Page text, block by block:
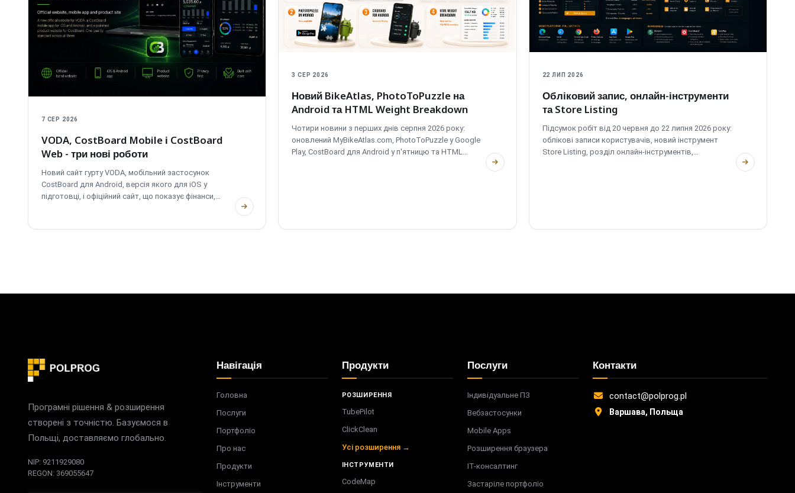
7 СЕР 2026
VODA, CostBoard Mobile і CostBoard
Web - три нові роботи
Новий сайт гурту VODA, мобільний застосунок
CostBoard для Android, версія якого для iOS у
підготовці, і офіційний сайт, що показує фінанси,
3 СЕР 2026
Новий BikeAtlas, PhotoToPuzzle на
Android та HTML Weight Breakdown
Чотири новини з перших днів серпня 2026 року:
оновлений MyBikeAtlas.com, PhotoToPuzzle у Google
Play, CostBoard для Android у п'ятницю та HTML
22 ЛИП 2026
Обліковий запис, онлайн-інструменти
та Store Listing
Підсумок робіт від 20 червня до 22 липня 2026 року:
облікові записи користувачів, новий інструмент
Store Listing, розділ онлайн-інструментів,
Програмні рішення & розширення
створені з точністю. Базуємося в
Польщі, доставляємо глобально.
NIP: 9211929080
REGON: 369055647
Навігація
Головна
Послуги
Портфоліо
Про нас
Продукти
Інструменти
Продукти
РОЗШИРЕННЯ
TubePilot
ClickClean
Усі розширення →
ІНСТРУМЕНТИ
CodeMap
Послуги
Індивідуальне ПЗ
Вебзастосунки
Mobile Apps
Розширення браузера
ІТ-консалтинг
Застаріле портфоліо
Контакти
contact@polprog.pl
Варшава, Польща